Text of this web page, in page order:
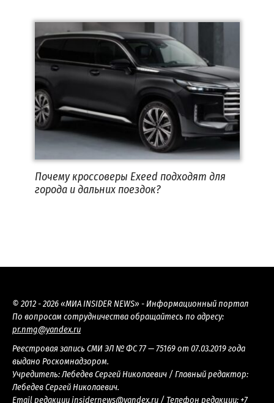
Почему кроссоверы Exeed подходят для
города и дальних поездок?
© 2012 - 2026 «МИА INSIDER NEWS» - Информационный портал
По вопросам сотрудничества обращайтесь по адресу:
pr.nmg@yandex.ru
Реестровая запись СМИ ЭЛ № ФС 77 — 75169 от 07.03.2019 года
выдано Роскомнадзором.
Учредитель: Лебедев Сергей Николаевич / Главный редактор:
Лебедев Сергей Николаевич.
Email редакцииinsidernews@yandex.ru / Телефон редакции: +7